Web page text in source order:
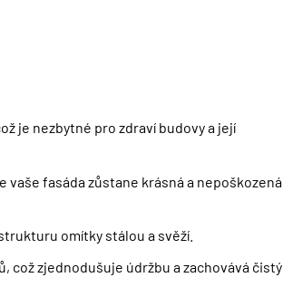
je nezbytné pro zdraví budovy a její
fasáda zůstane krásná a nepoškozená
omítky stálou a svěží.
zjednodušuje údržbu a zachovává čistý